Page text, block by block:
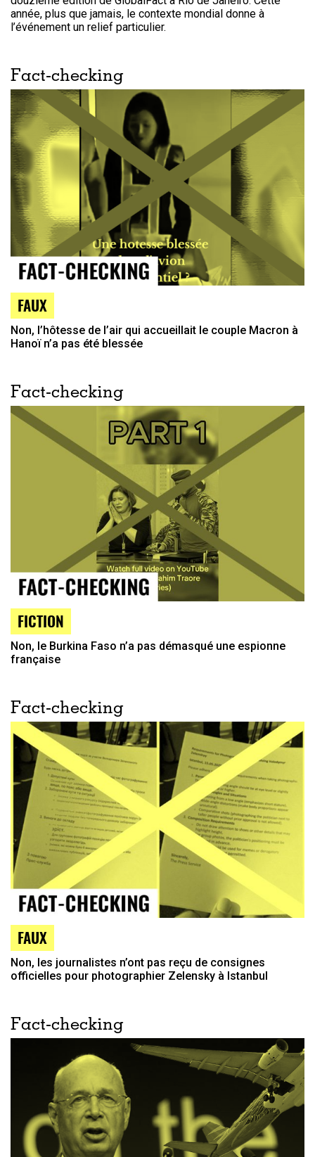
année, plus que jamais, le contexte mondial donne à
l’événement un relief particulier.
Fact-checking
FAUX
Non, l’hôtesse de l’air qui accueillait le couple Macron à
Hanoï n’a pas été blessée
Fact-checking
FICTION
Non, le Burkina Faso n’a pas démasqué une espionne
française
Fact-checking
FAUX
Non, les journalistes n’ont pas reçu de consignes
officielles pour photographier Zelensky à Istanbul
Fact-checking